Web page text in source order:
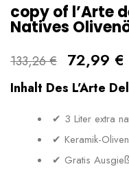
copy of l’Arte
Natives
133,26 € 72,99 €
Inhalt Des L’Arte
✔ 3 Liter extra
✔ Keramik-
✔ Gratis